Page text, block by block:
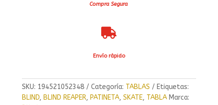
Compra Segura

Envío rápido
SKU: 194521052348 Categoría: TABLAS
Etiquetas:
BLIND, BLIND REAPER, PATINETA, SKATE, TABLA Marca: